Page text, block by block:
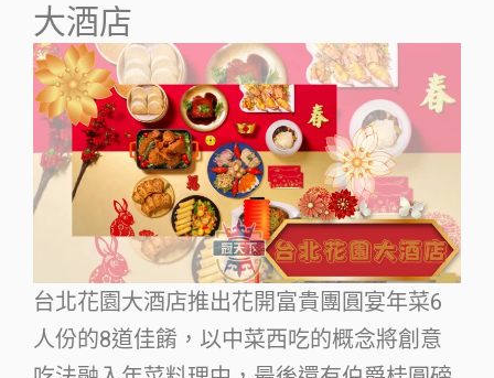
大酒店
台北花園大酒店推出花開富貴團圓宴年菜6
人份的8道佳餚，以中菜西吃的概念將創意